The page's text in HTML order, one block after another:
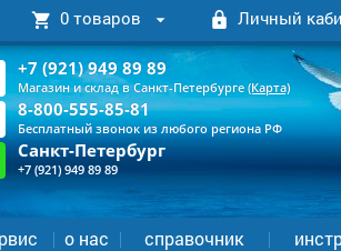
0 товаров Личный
+7 (921) 949 89 89
Магазин и склад в Санкт-Петербурге (Карта)
8-800-555-85-81
Бесплатный звонок из любого региона РФ
Санкт-Петербург
+7 (921) 949 89 89
о нас справочник